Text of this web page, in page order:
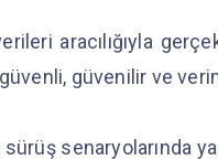
aracılığıyla
güvenilir ve
senaryolarında